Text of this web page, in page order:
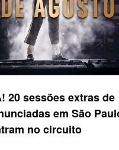
20 sessões extras de
em São
no circuito